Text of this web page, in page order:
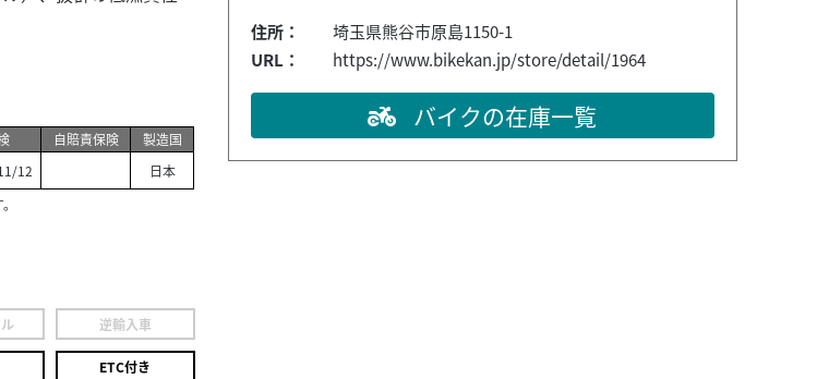
12
自賠責保険
製造国
日本
逆輸入車
ETC付き
住所：
埼玉県熊谷市原島1150-1
URL：
https://www.bikekan.jp/store/detail/1964
バイクの在庫一覧